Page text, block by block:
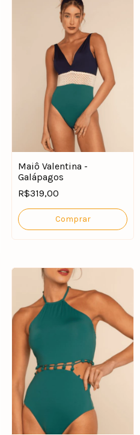
Maiô Valentina -
Galápagos
R$319,00
Comprar